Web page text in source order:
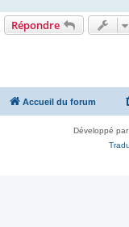
Répondre
Accueil du forum
Développé par